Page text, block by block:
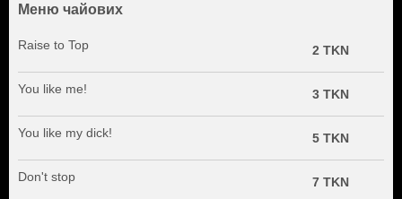
Меню чайових
Raise to Top 2 TKN
You like me! 3 TKN
You like my dick! 5 TKN
Don't stop 7 TKN